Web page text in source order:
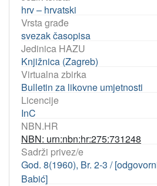
hrv – hrvatski
Vrsta građe
svezak časopisa
Jedinica HAZU
Knjižnica (Zagreb)
Virtualna zbirka
Bulletin za likovne umjetnosti
Licencije
InC
NBN.HR
NBN: urn:nbn:hr:275:731248
Sadrži privez/e
God. 8(1960), Br. 2-3 /
Babić]